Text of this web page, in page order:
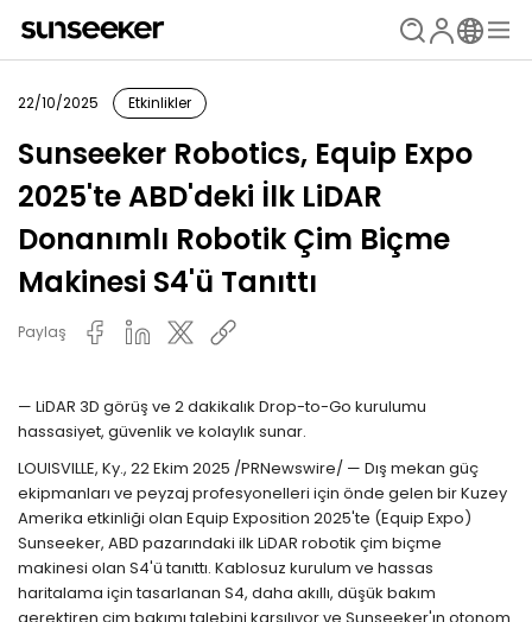
22/10/2025 Etkinlikler
Sunseeker Robotics, Equip Expo
2025'te ABD'deki İlk LiDAR
Donanımlı Robotik Çim Biçme
Makinesi S4'ü Tanıttı
Paylaş
— LiDAR 3D görüş ve 2 dakikalık Drop-to-Go kurulumu
hassasiyet, güvenlik ve kolaylık sunar.
LOUISVILLE, Ky., 22 Ekim 2025 /PRNewswire/ — Dış mekan güç
ekipmanları ve peyzaj profesyonelleri için önde gelen bir Kuzey
Amerika etkinliği olan Equip Exposition 2025'te (Equip Expo)
Sunseeker, ABD pazarındaki ilk LiDAR robotik çim biçme
makinesi olan S4'ü tanıttı. Kablosuz kurulum ve hassas
haritalama için tasarlanan S4, daha akıllı, düşük bakım